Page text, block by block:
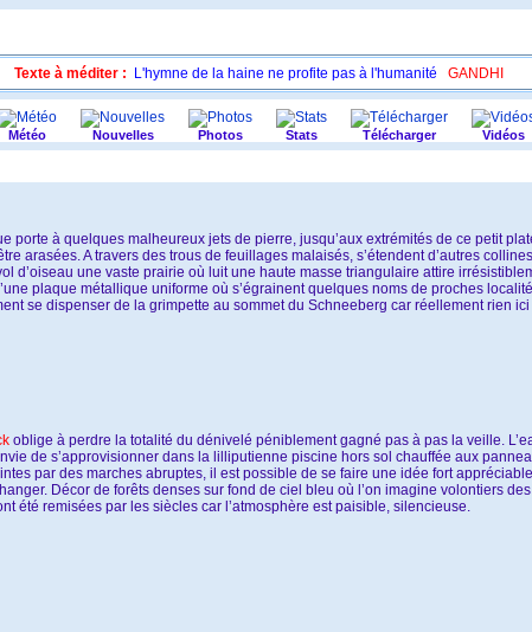
Texte à méditer : L'hymne de la haine ne profite pas à l'humanité GANDHI
Météo Nouvelles Photos Stats Télécharger Vidéos
porte à quelques malheureux jets de pierre, jusqu’aux extrémités de ce petit
arasées. A travers des trous de feuillages malaisés, s’étendent d’autres
d’oiseau une vaste prairie où luit une haute masse triangulaire attire
plaque métallique uniforme où s’égrainent quelques noms de proches
se dispenser de la grimpette au sommet du Schneeberg car réellement rien ici
oblige à perdre la totalité du dénivelé péniblement gagné pas à pas la veille.
de s’approvisionner dans la lilliputienne piscine hors sol chauffée aux
par des marches abruptes, il est possible de se faire une idée fort
Décor de forêts denses sur fond de ciel bleu où l’on imagine volontiers
été remisées par les siècles car l’atmosphère est paisible, silencieuse.